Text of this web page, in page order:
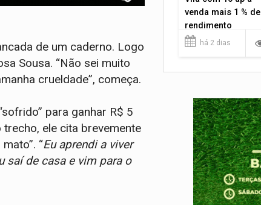
de um caderno. Logo
Sousa. “Não sei muito
crueldade”, começa.
para ganhar R$ 5
trecho, ele cita brevemente
“Eu aprendi a viver
saí de casa e vim para o
venda mais 1 % de
rendimento
há 2 dias